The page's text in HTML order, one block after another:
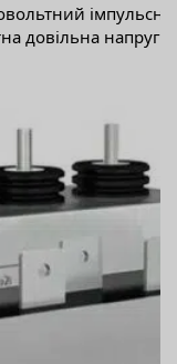
довільна напруга,